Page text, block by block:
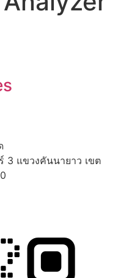
3 แขวงคันนายาว เขต